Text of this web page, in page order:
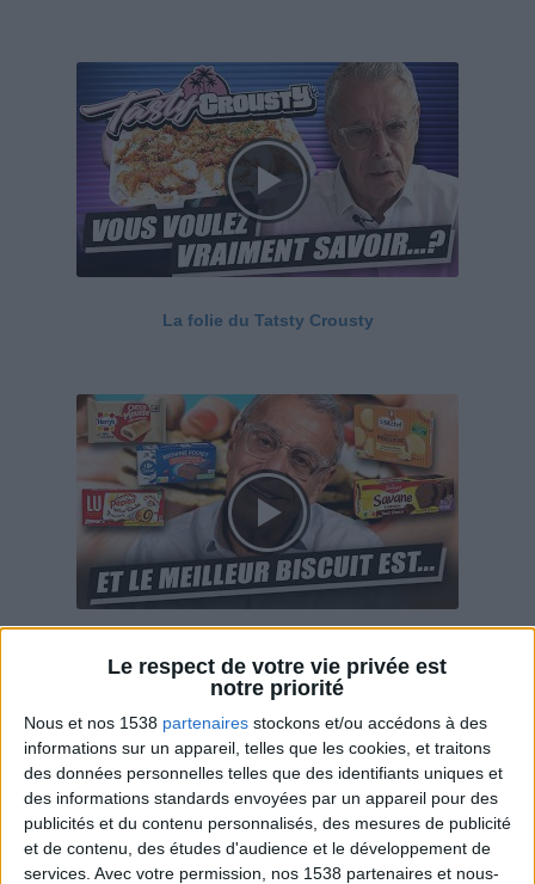
Le respect de votre vie privée est
notre priorité
Nous et nos 1538 partenaires stockons et/ou accédons à des
informations sur un appareil, telles que les cookies, et traitons
des données personnelles telles que des identifiants uniques et
des informations standards envoyées par un appareil pour des
publicités et du contenu personnalisés, des mesures de publicité
et de contenu, des études d'audience et le développement de
services. Avec votre permission, nos 1538 partenaires et nous-
La folie du Tatsty Crousty
ces gâteaux ?
Webinaires en direct Voir tout